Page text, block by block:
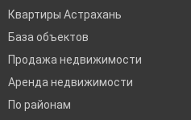
Квартиры Астрахань
База объектов
Продажа недвижимости
Аренда недвижимости
По районам